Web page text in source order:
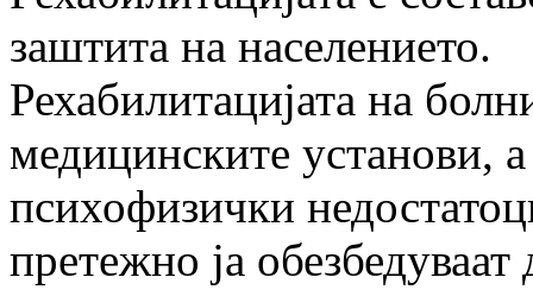
заштита на населението.
Рехабилитацијата на
медицинските установи,
психофизички
претежно ја